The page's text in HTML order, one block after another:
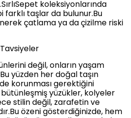
koleksiyonlarında
farklı taşlar da bulunur.Bu
çatlama ya da çizilme riski
Tavsiyeler
değil, onların yaşam
yüzden her doğal taşın
korunması gerektiğini
bütünleşmiş yüzükler, kolyeler
stilin değil, zarafetin ve
özeni gösterdiğinizde, hem